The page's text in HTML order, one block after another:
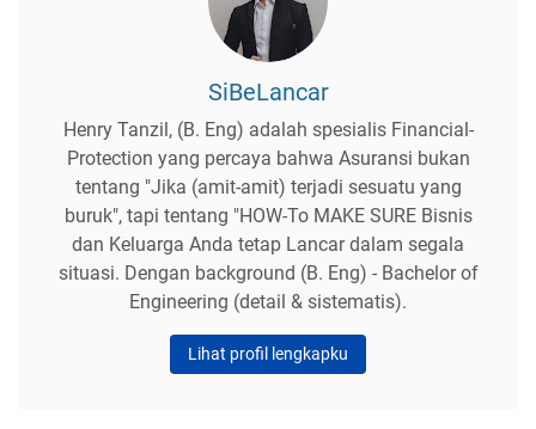
SiBeLancar
Henry Tanzil, (B. Eng) adalah spesialis Financial-
Protection yang percaya bahwa Asuransi bukan
tentang "Jika (amit-amit) terjadi sesuatu yang
buruk", tapi tentang "HOW-To MAKE SURE Bisnis
dan Keluarga Anda tetap Lancar dalam segala
situasi. Dengan background (B. Eng) - Bachelor of
Engineering (detail & sistematis).
Lihat profil lengkapku